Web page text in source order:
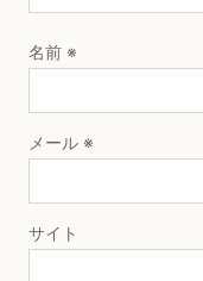
名前 ※
メール ※
サイト